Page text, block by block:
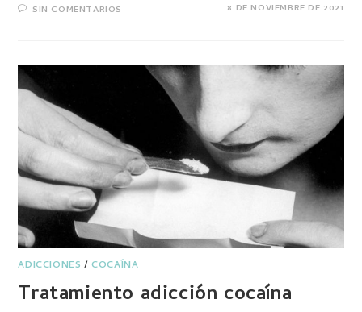
SIN COMENTARIOS 8 DE NOVIEMBRE DE 2021
ADICCIONES /COCAÍNA
Tratamiento adicción cocaína